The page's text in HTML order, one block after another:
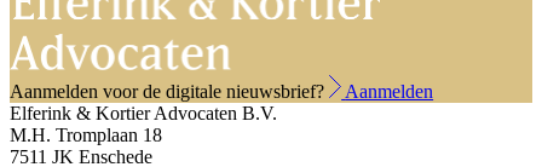
Aanmelden voor de digitale nieuwsbrief?
Aanmelden
Elferink & Kortier Advocaten B.V.
M.H. Tromplaan 18
7511 JK Enschede